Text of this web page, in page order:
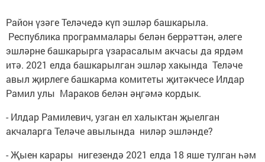
Район үзәге Теләчедә күп эшләр башкарыла.
Республика программалары белән беррәттән, әлеге
эшләрне башкарырга үзарасалым акчасы да ярдәм
итә. 2021 елда башкарылган эшләр хакында Теләче
авыл җирлеге башкарма комитеты җитәкчесе Илдар
Рамил улы Мараков белән әңгәмә кордык.
- Илдар Рамилевич, узган ел халыктан җыелган
акчаларга Теләче авылында ниләр эшләнде?
- Җыен карары нигезендә 2021 елда 18 яше тулган һәм